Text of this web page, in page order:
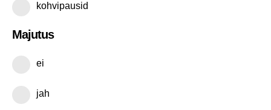
kohvipausid
Majutus
ei
jah